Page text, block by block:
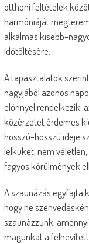
otthoni feltételek
harmóniáját
alkalmas kisebb-
időtöltésére.
A tapasztalatok
nagyjából azonos
előnnyel rendelkezik,
közérzetet érdemes
hosszú-hosszú ideje
lelküket, nem
fagyos körülmények
A szaunázás egyfajta
hogy ne
szaunázzunk,
magunkat a